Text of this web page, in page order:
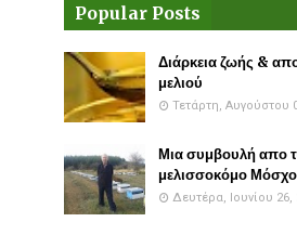
Popular Posts
Διάρκεια ζωής &
μελιού
Τετάρτη, Αυγούστου
Μια συμβουλή απο
μελισσοκόμο Μόσχο
Δευτέρα, Ιουνίου 26,